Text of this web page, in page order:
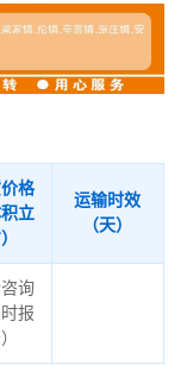
格
积立
运输时效
（天）
询
时报